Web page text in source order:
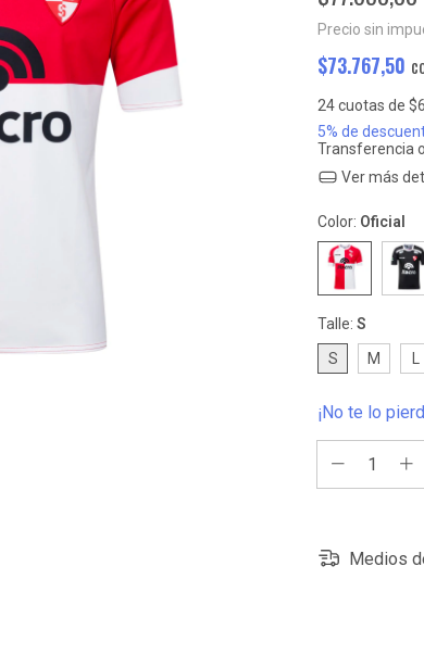
Precio sin
$73.767,50
24cuotas de
5% de
Transferencia
Ver más
Color: Oficial
Talle: S
S
M
¡No te lo
Medios